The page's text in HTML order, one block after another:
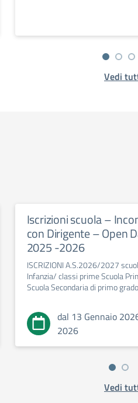
Vedi
Iscrizioni scuola –
con Dirigente – Open
2025 -2026
ISCRIZIONI A.S.2026/2027
Infanzia/ classi prime Scuola
Scuola Secondaria di primo grado
dal 13 Gennaio
2026
Vedi